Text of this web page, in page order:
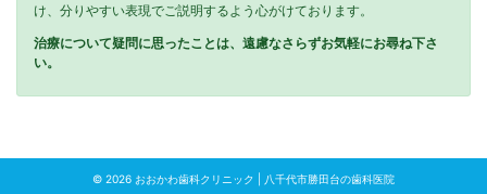
け、分りやすい表現でご説明するよう心がけております。
治療について疑問に思ったことは、遠慮なさらずお気軽にお尋ね下さ
い。
© 2026 おおかわ歯科クリニック | 八千代市勝田台の歯科医院